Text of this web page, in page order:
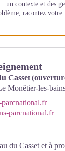
un contexte et des
racontez votre
.
Casset
Monêtier-les-bains
parcnational.fr
du Casset et à